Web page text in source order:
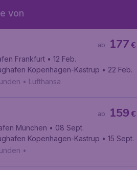
von
€
177
ab
Frankfurt • 12 Feb.
Kopenhagen-Kastrup • 22 Feb.
• Lufthansa
€
159
ab
München • 08 Sept.
Kopenhagen-Kastrup • 15 Sept.
•